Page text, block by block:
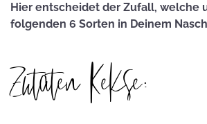
Hier entscheidet der Zufall, welche
folgenden 6 Sorten in Deinem
Zutaten Kekse: